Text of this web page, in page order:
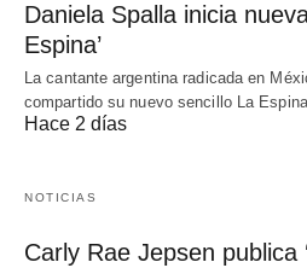
Daniela Spalla inicia
Espina’
La cantante argentina radicada en
compartido su nuevo sencillo La
Hace 2 días
NOTICIAS
Carly Rae Jepsen publica